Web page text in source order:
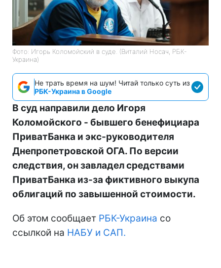
Фото: Игорь Коломойский в суде. (Виталий Носач, РБК-
Украина)
Не трать время на шум! Читай только суть из
РБК-Украина в Google
В суд направили дело Игоря
Коломойского - бывшего бенефициара
ПриватБанка и экс-руководителя
Днепропетровской ОГА. По версии
следствия, он завладел средствами
ПриватБанка из-за фиктивного выкупа
облигаций по завышенной стоимости.
Об этом сообщает РБК-Украина со
ссылкой на НАБУ и САП.